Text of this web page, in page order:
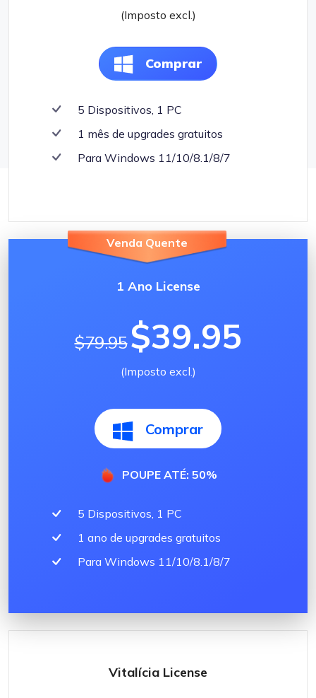
(Imposto excl.)
Comprar
5 Dispositivos, 1 PC
1 mês de upgrades gratuitos
Para Windows 11/10/8.1/8/7
Venda Quente
1 Ano License
$79.95$39.95
(Imposto excl.)
Comprar
POUPE ATÉ: 50%
5 Dispositivos, 1 PC
1 ano de upgrades gratuitos
Para Windows 11/10/8.1/8/7
Vitalícia License